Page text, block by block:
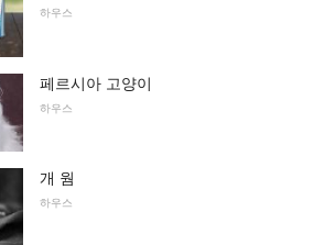
하우스
페르시아 고양이
하우스
개 웜
하우스